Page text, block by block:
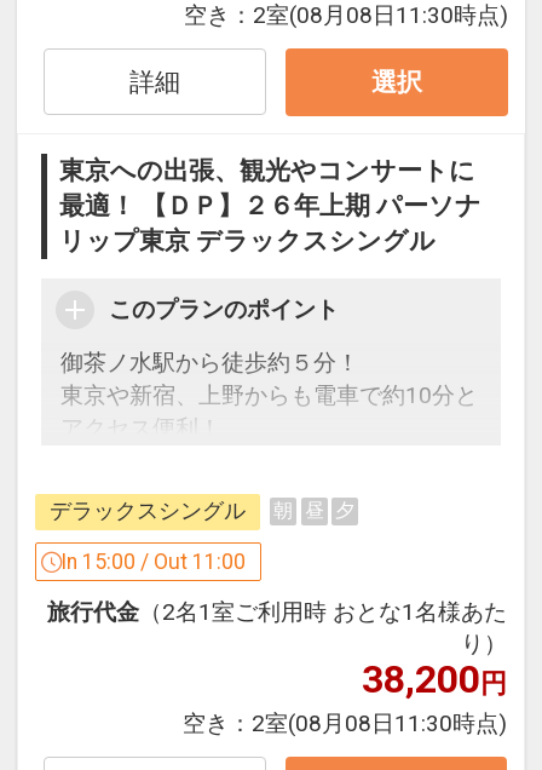
「食事なしプラン」と「朝食付プラン」
をご用意しています。
●「食事なしプラン」と「朝食付プラ
※ご覧のページがどちらかを【食事条
件】の項目でご確認のうえ、予約にお進
み下さい。
設定期間：2026年4月1日～2027年3月
31日
インターネットコース番号：DP-1-
17444127
空き： 2室(08月08日11:30時点)
詳細 選択
東京への出張、観光やコンサートに
最適！ 【ＤＰ】２６年上期 パーソナ
リップ東京 デラックスシングル
このプランのポイント
御茶ノ水駅から徒歩約５分！
東京や新宿、上野からも電車で約10分と
アクセス便利！
【連泊時の清掃に関しまして】
ベッドリネンは３泊ごと（４泊目）に１
度交換いたします。 ＊３泊目まではシー
直しのみ行います。
「食事なしプラン」と「朝食付プラン」
をご用意しています。
●「食事なしプラン」と「朝食付プラ
デラックスシングル 朝 昼 夕
In 15:00 / Out 11:00
旅行代金 （2名1室ご利用時 おとな1名様あた
り）
38,200円
空き： 2室(08月08日11:30時点)